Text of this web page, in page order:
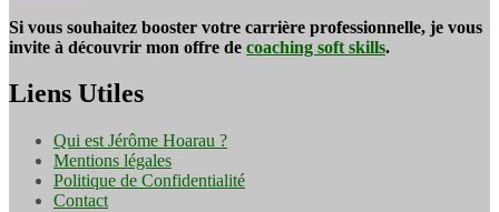
Si vous souhaitez booster votre carrière professionnelle, je vous
invite à découvrir mon offre de coaching soft skills.
Liens Utiles
Qui est Jérôme Hoarau ?
Mentions légales
Politique de Confidentialité
Contact